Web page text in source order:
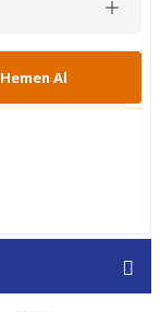
Hemen Al